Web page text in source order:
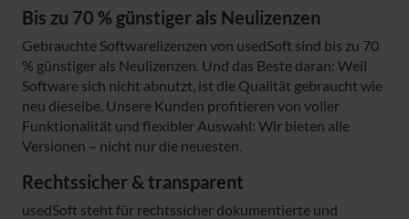
Bis zu 70 % günstiger als Neulizenzen
Gebrauchte Softwarelizenzen von usedSoft sind bis zu 70
% günstiger als Neulizenzen. Und das Beste daran: Weil
Software sich nicht abnutzt, ist die Qualität gebraucht wie
neu dieselbe. Unsere Kunden profitieren von voller
Funktionalität und flexibler Auswahl: Wir bieten alle
Versionen – nicht nur die neuesten.
Rechtssicher & transparent
usedSoft steht für rechtssicher dokumentierte und